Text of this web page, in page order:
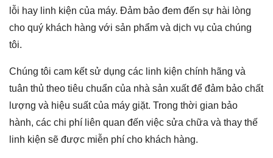
lỗi hay linh kiện của máy. Đảm bảo đem đến sự hài lòng
cho quý khách hàng với sản phẩm và dịch vụ của chúng
tôi.
Chúng tôi cam kết sử dụng các linh kiện chính hãng và
tuân thủ theo tiêu chuẩn của nhà sản xuất để đảm bảo chất
lượng và hiệu suất của máy giặt. Trong thời gian bảo
hành, các chi phí liên quan đến việc sửa chữa và thay thế
linh kiện sẽ được miễn phí cho khách hàng.